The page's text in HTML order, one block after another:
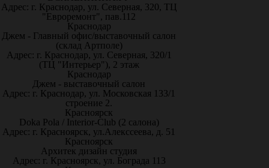
Адрес: г. Краснодар, ул. Северная, 320, ТЦ
"Евроремонт", пав.112
Краснодар
Джем - Главный офис/выставочный салон
(склад Артполе)
Адрес: г. Краснодар, ул. Северная, 320/1
(ТЦ "Интерьер"), 2 этаж
Краснодар
Джем - выставочный салон
Адрес: г. Краснодар, ул. Московская 133/1
строение 2.
Красноярск
Doka Pola / Interior-Club (2 салона)
Адрес: г. Красноярск, ул.Алекссеева, д. 51
Красноярск
Архитек дизайн студия
Адрес: г. Красноярск, ул. Бограда 113